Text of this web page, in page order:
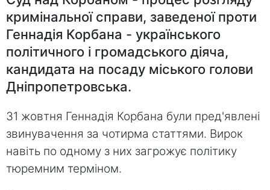
кримінальної справи, заведеної проти
Геннадія Корбана - українського
політичного і громадського діяча,
кандидата на посаду міського голови
Дніпропетровська.
31 жовтня Геннадія Корбана були пред'явлені
звинувачення за чотирма статтями. Вирок
навіть по одному з них загрожує політику
тюремним терміном.